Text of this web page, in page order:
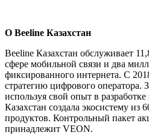
О Beeline Казахстан
Beeline Казахстан обслуживает
сфере мобильной связи и два
фиксированного интернета. С
стратегию цифрового оператора.
используя свой опыт в
Казахстан создала экосистему
продуктов. Контрольный пакет
принадлежит VEON.